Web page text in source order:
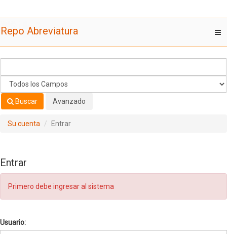
Repo Abreviatura
Buscar Avanzado
Su cuenta Entrar
Entrar
Primero debe ingresar al sistema
Usuario: